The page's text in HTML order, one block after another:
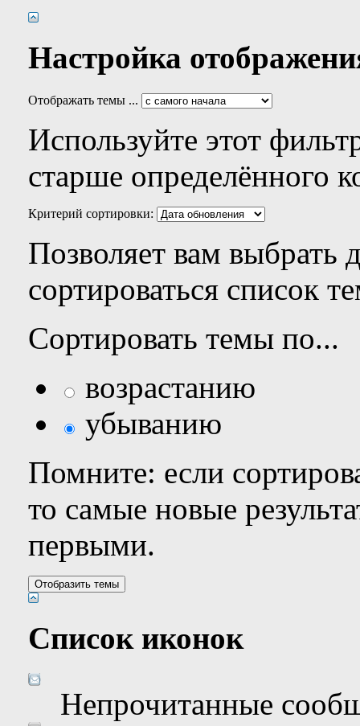
Настройка
Отображать темы ...
Используйте этот
старше определённого
Критерий сортировки:
Позволяет вам выбрать
сортироваться список
Сортировать темы по...
возрастанию
убыванию
Помните: если
то самые новые
первыми.
Список иконок
Непрочитанные